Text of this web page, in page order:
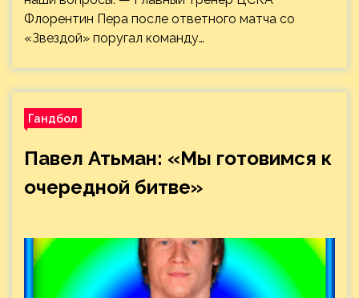
Флорентин Пера после ответного матча со
«Звездой» поругал команду…
Гандбол
Павел Атьман: «Мы готовимся к
очередной битве»